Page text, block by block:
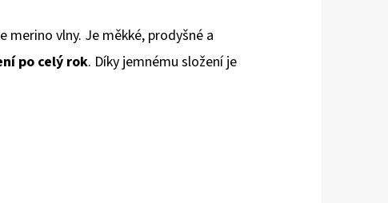
merino vlny. Je měkké, prodyšné a
po celý rok. Díky jemnému složení jeNásledující